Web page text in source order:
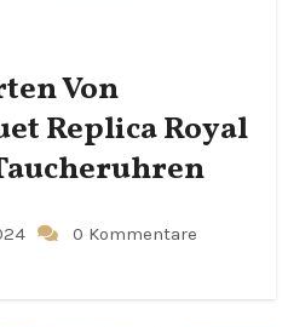
Von
Replica Royal
0 Kommentare